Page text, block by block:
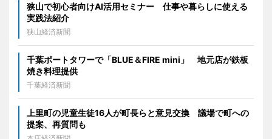
狭山で初心者向けAI活用セミナー 仕事や暮らしに使える
実践法紹介
狭山経済新聞
千葉ポートタワーで「BLUE＆FIRE mini」 地元店が鉄板
焼き料理提供
千葉経済新聞
上里町の児童生徒16人が町長らと意見交換 議場で町への
提案、再質問も